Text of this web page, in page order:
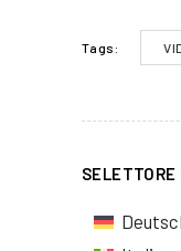
Tags:
SELETTORE